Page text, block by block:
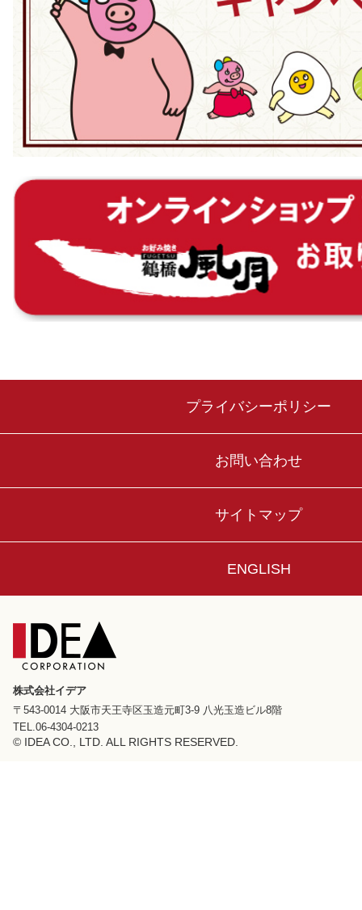
プライバシーポリシー
お問い合わせ
サイトマップ
ENGLISH
株式会社イデア
〒543-0014 大阪市天王寺区玉造元町3-9 八光玉造ビル8階
TEL.06-4304-0213
© IDEA CO., LTD. ALL RIGHTS RESERVED.